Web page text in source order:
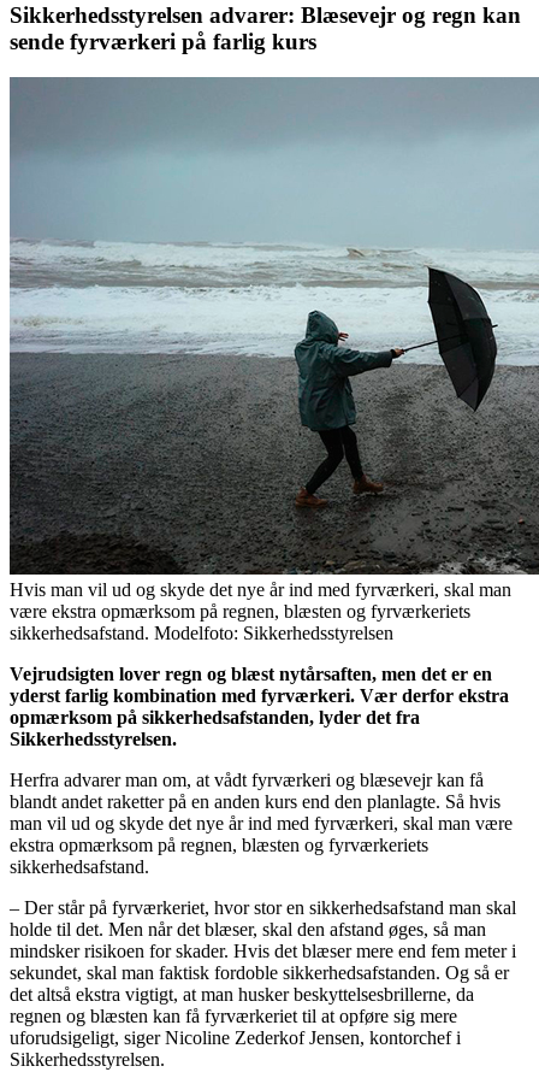
Sikkerhedsstyrelsen advarer: Blæsevejr og regn kan
sende fyrværkeri på farlig kurs
Hvis man vil ud og skyde det nye år ind med fyrværkeri, skal man
være ekstra opmærksom på regnen, blæsten og fyrværkeriets
sikkerhedsafstand. Modelfoto: Sikkerhedsstyrelsen
Vejrudsigten lover regn og blæst nytårsaften, men det er en
yderst farlig kombination med fyrværkeri. Vær derfor ekstra
opmærksom på sikkerhedsafstanden, lyder det fra
Sikkerhedsstyrelsen.
Herfra advarer man om, at vådt fyrværkeri og blæsevejr kan få
blandt andet raketter på en anden kurs end den planlagte. Så hvis
man vil ud og skyde det nye år ind med fyrværkeri, skal man være
ekstra opmærksom på regnen, blæsten og fyrværkeriets
sikkerhedsafstand.
– Der står på fyrværkeriet, hvor stor en sikkerhedsafstand man skal
holde til det. Men når det blæser, skal den afstand øges, så man
mindsker risikoen for skader. Hvis det blæser mere end fem meter i
sekundet, skal man faktisk fordoble sikkerhedsafstanden. Og så er
det altså ekstra vigtigt, at man husker beskyttelsesbrillerne, da
regnen og blæsten kan få fyrværkeriet til at opføre sig mere
uforudsigeligt, siger Nicoline Zederkof Jensen, kontorchef i
Sikkerhedsstyrelsen.